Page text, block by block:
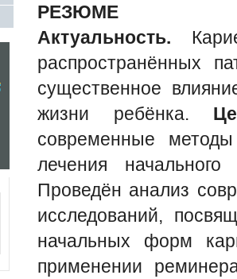
РЕЗЮМЕ
Актуальность.
распространённых
существенное
жизни ребёнка.
современные
лечения
Проведён анализ
исследований,
начальных форм
применении